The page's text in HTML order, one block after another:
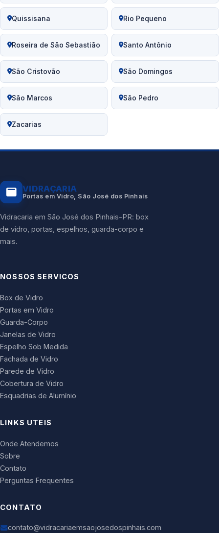
Quissisana Rio Pequeno
Roseira de São Sebastião Santo Antônio
São Cristovão São Domingos
São Marcos São Pedro
Zacarias
VIDRAÇARIA
Portas em Vidro, São José dos Pinhais
Vidracaria em São José dos Pinhais-PR: box
de vidro, portas, espelhos, guarda-corpo e
mais.
NOSSOS SERVICOS
Box de Vidro
Portas em Vidro
Guarda-Corpo
Janelas de Vidro
Espelho Sob Medida
Fachada de Vidro
Parede de Vidro
Cobertura de Vidro
Esquadrias de Alumínio
LINKS UTEIS
Onde Atendemos
Sobre
Contato
Perguntas Frequentes
CONTATO
contato@vidracariaemsaojosedospinhais.com